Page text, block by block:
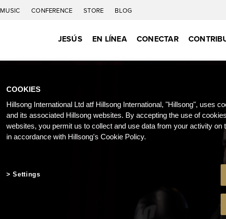
MUSIC CONFERENCE STORE BLOG
JESÚS EN LÍNEA CONECTAR
COOKIES
Hillsong International Ltd atf Hillsong International, "Hillsong", uses
and its associated Hillsong websites. By accepting the use of
websites, you permit us to collect and use data from your activity on
in accordance with Hillsong's Cookie Policy.
Settings